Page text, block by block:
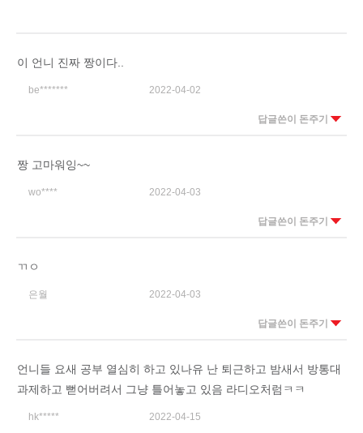
이 언니 진짜 짱이다..
be******* 2022-04-02
답글쓴이 돈주기
짱 고마워잉~~
wo**** 2022-04-03
답글쓴이 돈주기
ㄲㅇ
은월 2022-04-03
답글쓴이 돈주기
언니들 요새 공부 열심히 하고 있나유 난 퇴근하고 밤새서 방통대
과제하고 뻗어버려서 그냥 틀어놓고 있음 라디오처럼ㅋㅋ
hk***** 2022-04-15